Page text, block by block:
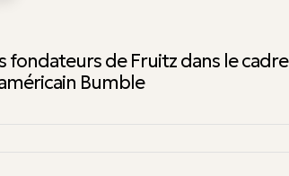
fondateurs de Fruitz dans le cadre
Bumble